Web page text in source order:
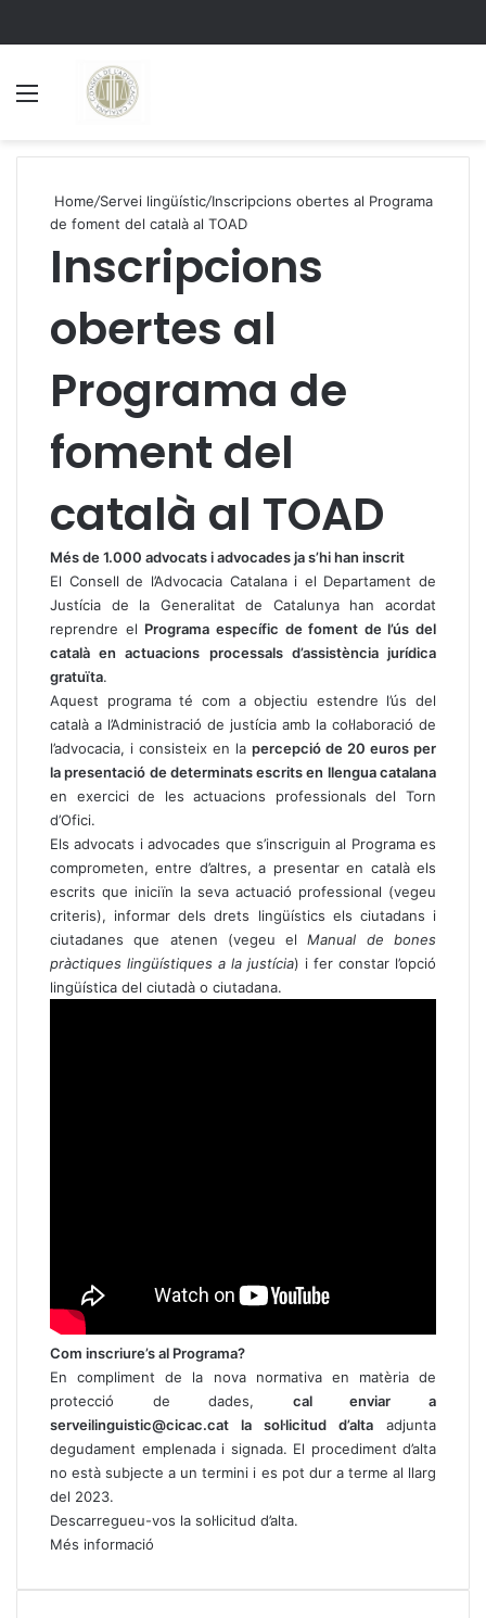
Home/Servei lingüístic/Inscripcions obertes al Programa
de foment del català al TOAD
Inscripcions
obertes al
Programa de
foment del
català al TOAD
Més de 1.000 advocats i advocades ja s’hi han inscrit
El Consell de l’Advocacia Catalana i el Departament de
Justícia de la Generalitat de Catalunya han acordat
reprendre el Programa específic de foment de l’ús del
català en actuacions processals d’assistència jurídica
gratuïta.
Aquest programa té com a objectiu estendre l’ús del
català a l’Administració de justícia amb la col·laboració de
l’advocacia, i consisteix en la percepció de 20 euros per
la presentació de determinats escrits en llengua catalana
en exercici de les actuacions professionals del Torn
d’Ofici.
Els advocats i advocades que s’inscriguin al Programa es
comprometen, entre d’altres, a presentar en català els
escrits que iniciïn la seva actuació professional (vegeu
criteris), informar dels drets lingüístics els ciutadans i
ciutadanes que atenen (vegeu elManual de bones
pràctiques lingüístiques a la justícia) i fer constar l’opció
lingüística del ciutadà o ciutadana.
Com inscriure’s al Programa?
En compliment de la nova normativa en matèria de
protecció de dades, cal enviar a
serveilinguistic@cicac.cat la sol·licitud d’alta adjunta
degudament emplenada i signada. El procediment d’alta
no està subjecte a un termini i es pot dur a terme al llarg
del 2023.
Descarregueu-vos la sol·licitud d’alta.
Més informació